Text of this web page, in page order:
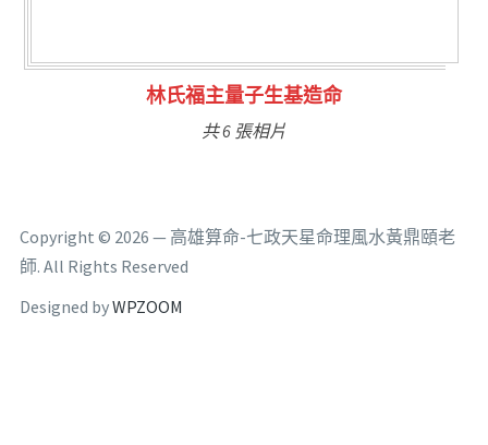
林氏福主量子生基造命
共 6 張相片
Copyright © 2026 — 高雄算命-七政天星命理風水黃鼎頤老
師. All Rights Reserved
Designed byWPZOOM